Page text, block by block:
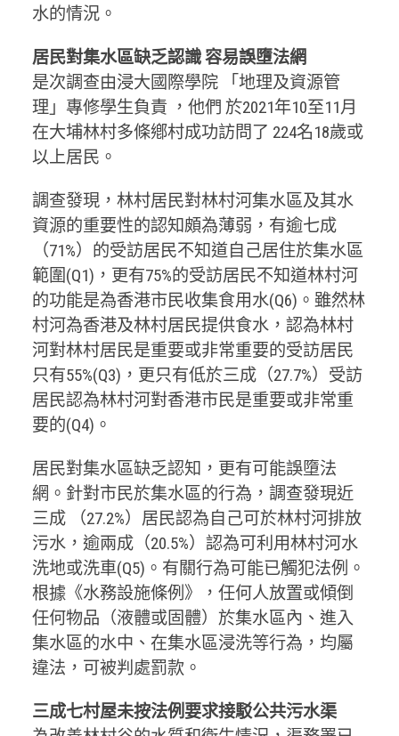
水的情況。
居民對集水區缺乏認識 容易誤墮法網
是次調查由浸大國際學院 「地理及資源管
理」專修學生負責 ，他們 於2021年10至11月
在大埔林村多條鄕村成功訪問了 224名18歲或
以上居民。
調查發現，林村居民對林村河集水區及其水
資源的重要性的認知頗為薄弱，有逾七成
（71%）的受訪居民不知道自己居住於集水區
範圍(Q1)，更有75%的受訪居民不知道林村河
的功能是為香港市民收集食用水(Q6)。雖然林
村河為香港及林村居民提供食水，認為林村
河對林村居民是重要或非常重要的受訪居民
只有55%(Q3)，更只有低於三成（27.7%）受訪
居民認為林村河對香港市民是重要或非常重
要的(Q4)。
居民對集水區缺乏認知，更有可能誤墮法
網。針對市民於集水區的行為，調查發現近
三成 （27.2%）居民認為自己可於林村河排放
污水，逾兩成（20.5%）認為可利用林村河水
洗地或洗車(Q5)。有關行為可能已觸犯法例。
根據《水務設施條例》，任何人放置或傾倒
任何物品（液體或固體）於集水區內、進入
集水區的水中、在集水區浸洗等行為，均屬
違法，可被判處罰款。
三成七村屋未按法例要求接駁公共污水渠